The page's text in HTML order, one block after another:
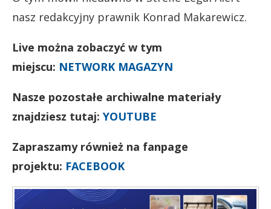
nasz redakcyjny prawnik Konrad Makarewicz.
Live można zobaczyć w tym
miejscu: NETWORK MAGAZYN
Nasze pozostałe archiwalne materiały
znajdziesz tutaj: YOUTUBE
Zapraszamy również na fanpage
projektu: FACEBOOK